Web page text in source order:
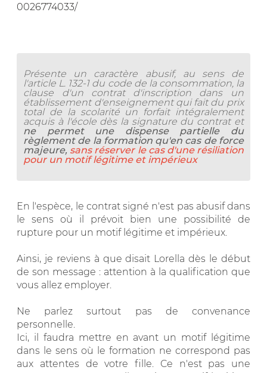
0026774033/
Présente un caractère abusif, au sens de
l'article L. 132-1 du code de la consommation, la
clause d'un contrat d'inscription dans un
établissement d'enseignement qui fait du prix
total de la scolarité un forfait intégralement
acquis à l'école dès la signature du contrat et
ne permet une dispense partielle du
règlement de la formation qu'en cas de force
majeure, sans réserver le cas d'une résiliation
pour un motif légitime et impérieux
En l'espèce, le contrat signé n'est pas abusif dans
le sens où il prévoit bien une possibilité de
rupture pour un motif légitime et impérieux.
Ainsi, je reviens à que disait Lorella dès le début
de son message : attention à la qualification que
vous allez employer.
Ne parlez surtout pas de convenance
personnelle.
Ici, il faudra mettre en avant un motif légitime
dans le sens où le formation ne correspond pas
aux attentes de votre fille. Ce n'est pas une